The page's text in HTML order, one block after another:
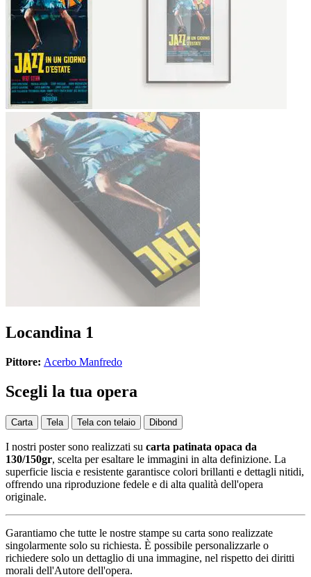
Locandina 1
Pittore: Acerbo Manfredo
Scegli la tua opera
Carta Tela Tela con telaio Dibond
I nostri poster sono realizzati su carta patinata opaca da
130/150gr, scelta per esaltare le immagini in alta definizione. La
superficie liscia e resistente garantisce colori brillanti e dettagli nitidi,
offrendo una riproduzione fedele e di alta qualità dell'opera
originale.
Garantiamo che tutte le nostre stampe su carta sono realizzate
singolarmente solo su richiesta. È possibile personalizzarle o
richiedere solo un dettaglio di una immagine, nel rispetto dei diritti
morali dell'Autore dell'opera.